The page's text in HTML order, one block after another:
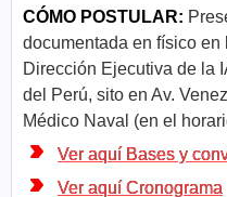
CÓMO POSTULAR:
documentada en físico en
Dirección Ejecutiva de la
del Perú, sito en Av.
Médico Naval (en el
Ver aquí Bases y
Ver aquí Cronograma